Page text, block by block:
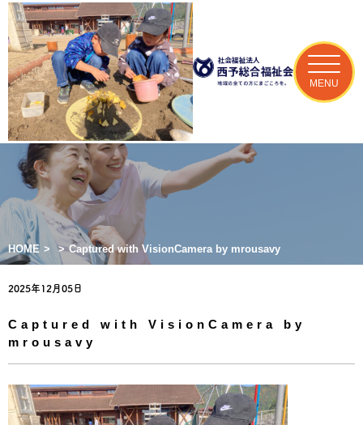
MENU
HOME > > Captured with VisionCamera by mrousavy
2025年12月05日
Captured with VisionCamera by
mrousavy